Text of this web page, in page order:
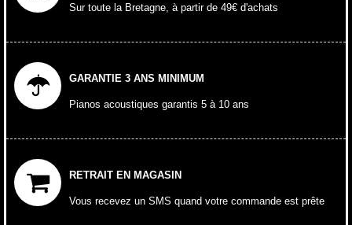
Sur toute la Bretagne, à partir de 49€ d'achats
GARANTIE 3 ANS MINIMUM
Pianos acoustiques garantis 5 à 10 ans
RETRAIT EN MAGASIN
Vous recevez un SMS quand votre commande est prête